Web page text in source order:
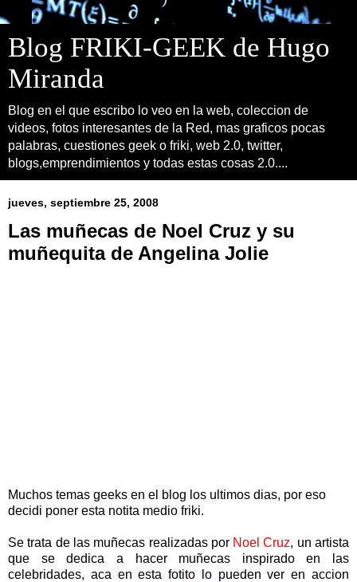
Blog FRIKI-GEEK de Hugo
Miranda
Blog en el que escribo lo veo en la web, coleccion de
videos, fotos interesantes de la Red, mas graficos pocas
palabras, cuestiones geek o friki, web 2.0, twitter,
blogs,emprendimientos y todas estas cosas 2.0....
jueves, septiembre 25, 2008
Las muñecas de Noel Cruz y su
muñequita de Angelina Jolie
Muchos temas geeks en el blog los ultimos dias, por eso
decidi poner esta notita medio friki.
Se trata de las muñecas realizadas por Noel Cruz, un artista
que se dedica a hacer muñecas inspirado en las
celebridades, aca en esta fotito lo pueden ver en accion